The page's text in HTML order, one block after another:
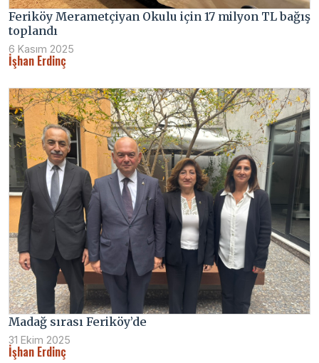
Feriköy Merametçiyan Okulu için 17 milyon TL bağış
toplandı
6 Kasım 2025
İşhan Erdinç
Madağ sırası Feriköy’de
31 Ekim 2025
İşhan Erdinç